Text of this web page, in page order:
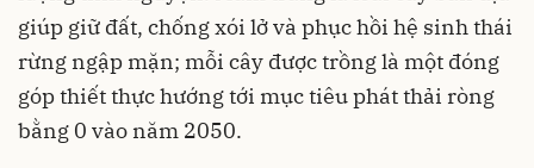
giúp giữ đất, chống xói lở và phục hồi hệ sinh thái
rừng ngập mặn; mỗi cây được trồng là một đóng
góp thiết thực hướng tới mục tiêu phát thải ròng
bằng 0 vào năm 2050.